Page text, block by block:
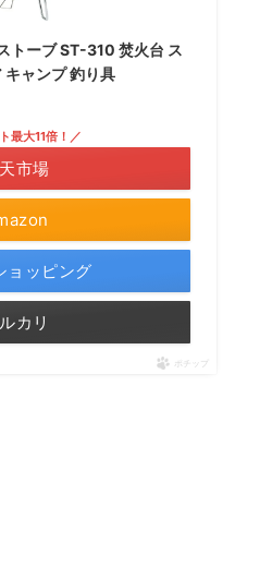
トーブ ST-310 焚火台 ス
キャンプ 釣り具
最大11倍！／
市場
ョッピング
カリ
ポチップ